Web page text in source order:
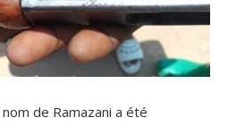
de Ramazani a été